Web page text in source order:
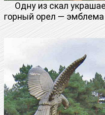
Одну из скал
горный орел —